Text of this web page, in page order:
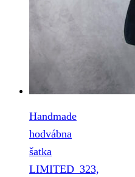
Handmade
hodvábna
šatka
LIMITED_323,